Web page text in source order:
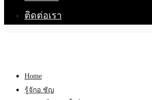
ติดต่อเรา
Home
รู้จักอ.ชัญ